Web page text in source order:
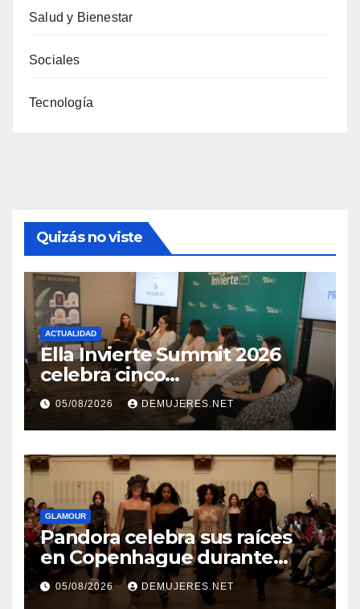
Salud y Bienestar
Sociales
Tecnología
Quizás no viste
ACTUALIDAD
Ella Invierte Summit 2026
celebra cinco
añosimpulsando a las
mujeres a construir su
independencia financiera
05/08/2026 DEMUJERES.NET
GLAMOUR
Pandora celebra sus raíces
en Copenhague durante
Copenhagen Fashion Week a
través de alianzas creativas
05/08/2026 DEMUJERES.NET